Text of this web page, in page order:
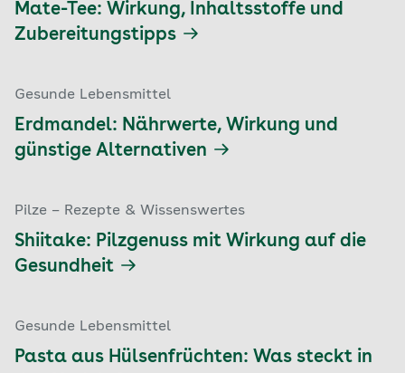
Mate-Tee: Wirkung, Inhaltsstoffe und
Zubereitungstipps
Gesunde Lebensmittel
Erdmandel: Nährwerte, Wirkung und
günstige Alternativen
Pilze – Rezepte & Wissenswertes
Shiitake: Pilzgenuss mit Wirkung auf die
Gesundheit
Gesunde Lebensmittel
Pasta aus Hülsenfrüchten: Was steckt in